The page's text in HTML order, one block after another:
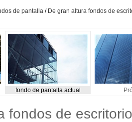
de pantalla / De gran altura fondos de
fondo de pantalla actual
fondos de